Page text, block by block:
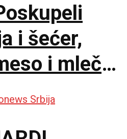
i šećer,
i mlečni